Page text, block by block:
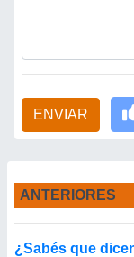
ENVIAR
ANTERIORES
¿Sabés que